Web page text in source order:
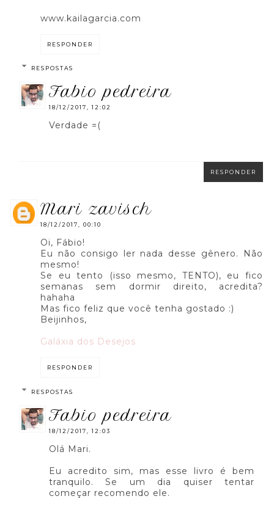
www.kailagarcia.com
RESPONDER
RESPOSTAS
fabio pedreira
18/12/2017, 12:02
Verdade =(
RESPONDER
mari zavisch
18/12/2017, 00:10
Oi, Fábio!
Eu não consigo ler nada desse gênero. Não
mesmo!
Se eu tento (isso mesmo, TENTO), eu fico
semanas sem dormir direito, acredita?
hahaha
Mas fico feliz que você tenha gostado :)
Beijinhos,
Galáxia dos Desejos
RESPONDER
RESPOSTAS
fabio pedreira
18/12/2017, 12:03
Olá Mari.
Eu acredito sim, mas esse livro é bem
tranquilo. Se um dia quiser tentar
começar recomendo ele.